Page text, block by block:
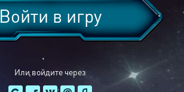
Или войдите через
Войти в игру